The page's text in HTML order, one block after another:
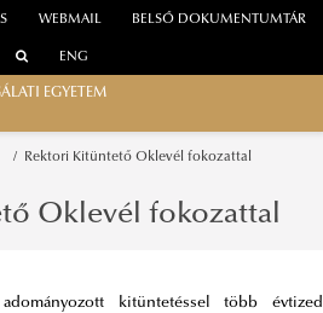
WEBMAIL BELSŐ DOKUMENTUMTÁR
ENG
EGYETEM
Rektori Kitüntető Oklevél fokozattal
Oklevél fokozattal
kitüntetéssel több